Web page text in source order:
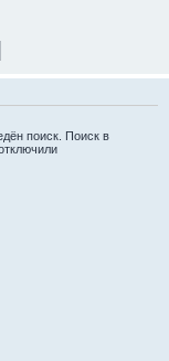
поиск. Поиск в